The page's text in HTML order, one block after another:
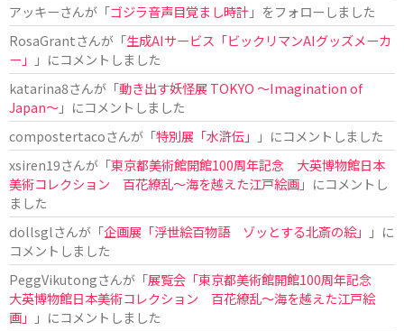
アッキーさんが「ゴジラ音声目覚まし時計」をフォローしました
RosaGrantさんが「生成AIサービス「ビックリマンAIグッズメーカ
ー」
」にコメントしました
katarina8さんが「動き出す妖怪展 TOKYO 〜Imagination of
Japan〜」にコメントしました
compostertacoさんが「特別展「水滸伝」
」にコメントしました
xsiren19さんが「東京都美術館開館100周年記念 大英博物館日本
美術コレクション 百花繚乱～海を越えた江戸絵画」にコメントし
ました
dollsglさんが「企画展「浮世絵百物語 ゾッとする北斎の絵」
」に
コメントしました
PeggVikutongさんが「展覧会「東京都美術館開館100周年記念
大英博物館日本美術コレクション 百花繚乱〜海を越えた江戸絵
画」
」にコメントしました